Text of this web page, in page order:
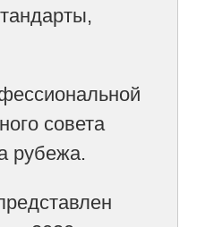
совета
рубежа.